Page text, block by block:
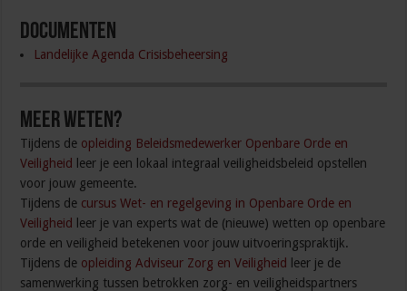
Documenten
Landelijke Agenda Crisisbeheersing
Meer weten?
Tijdens de opleiding Beleidsmedewerker Openbare Orde en
Veiligheid
leer je een lokaal integraal veiligheidsbeleid opstellen
voor jouw gemeente.
Tijdens de cursus Wet- en regelgeving in Openbare Orde en
Veiligheid
leer je van experts wat de (nieuwe) wetten op openbare
orde en veiligheid betekenen voor jouw uitvoeringspraktijk.
Tijdens de opleiding Adviseur Zorg en Veiligheid
leer je de
samenwerking tussen betrokken zorg- en veiligheidspartners